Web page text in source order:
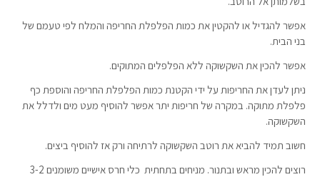
אפשר להגדיל או להקטין את כמות הפלפלת החריפה והמלח לפי טעמם של
בני הבית.
אפשר להכין את השקשוקה ללא הפלפלים המתוקים.
ניתן לעדן את החריפות על ידי הקטנת כמות הפלפלת החריפה והוספת כף
פלפלת מתוקה. במקרה של חריפות יתר אפשר להוסיף מעט מים ולדלל את
השקשוקה.
חשוב תמיד להביא את רוטב השקשוקה לרתיחה ורק אז להוסיף ביצים.
רוצים להכין מראש ובתנור. מניחים בתחתית כלי חרס אישיים משומנים 3-2